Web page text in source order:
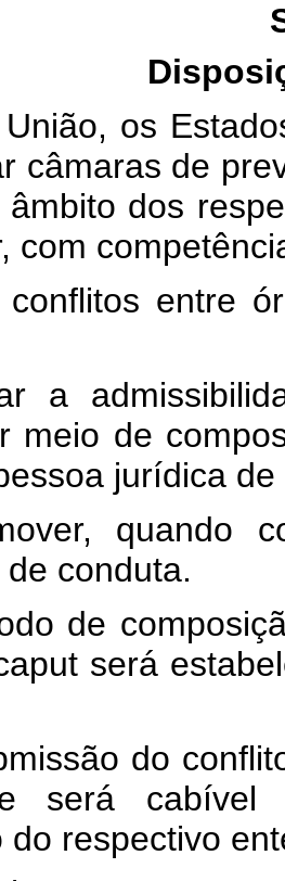
os
câmaras de
dos
com
entre
a
meio de
jurídica
quando
conduta.
de
será
do
será cabível
do respectivo